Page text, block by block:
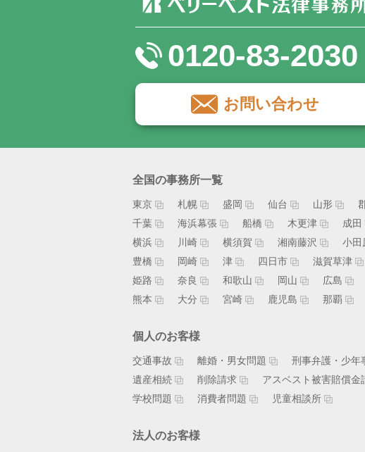
0120-83-2030
お問い合わせ
全国の事務所一覧
東京 札幌 盛岡 仙台 山形
千葉
海浜幕張 船橋 木更津 成田
横浜
川崎 横須賀 湘南藤沢 小田
豊橋
岡崎 津 四日市 滋賀草津
姫路
奈良 和歌山 岡山 広島
熊本
大分 宮崎 鹿児島 那覇
個人のお客様
交通事故 離婚・男女問題 刑事弁護・少年
遺産相続
削除請求 アスベスト被害賠償金
学校問題
消費者問題 児童相談所
法人のお客様